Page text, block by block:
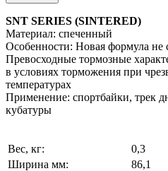
SNT SERIES (SINTERED)
Материал: спеченный
Особенности: Новая формула не
Превосходные тормозные
в условиях торможения при
температурах
Применение: спортбайки, трек
кубатуры
Вес, кг:
0,3
Ширина мм:
86,1